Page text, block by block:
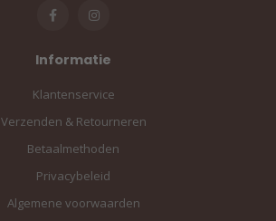
Informatie
Klantenservice
Verzenden & Retourneren
Betaalmethoden
Privacybeleid
Algemene voorwaarden